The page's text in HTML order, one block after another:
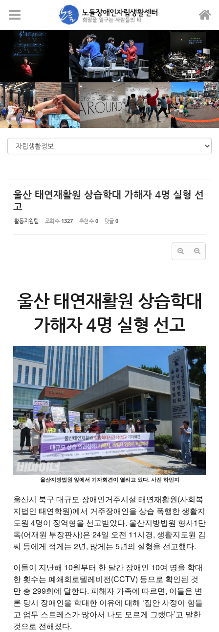
메뉴 건너뛰기
울산 태연재활원 상습학대 가해자 4명 실형 선
고
활동지원팀 조회 수 1327 추천 수 0 댓글 0
울산 태연재활원 상습학대
가해자 4명 실형 선고
울산지방법원 앞에서 기자회견이 열리고 있다. 사진 하민지
울산시 북구 대규모 장애인거주시설 태연재활원(사회복
지법인 태연학원)에서 거주장애인을 상습 폭행한 생활지
도원 4명이 징역형을 선고받았다. 울산지방법원 형사1단
독(어재원 부장판사)은 24일 오전 11시경, 생활지도원 김
씨 등에게 적게는 2년, 많게는 5년의 실형을 선고했다.
이들이 지난해 10월부터 한 달간 장애인 10여 명을 학대
한 횟수는 폐쇄회로텔레비전(CCTV) 등으로 확인된 것
만 총 299회에 달한다. 피해자 가족에 따르면, 이들은 변
론 당시 장애인을 학대한 이유에 대해 ‘집안 사정이 힘들
고 업무 스트레스가 많아서 나도 모르게 그랬다’고 말한
것으로 전해졌다.